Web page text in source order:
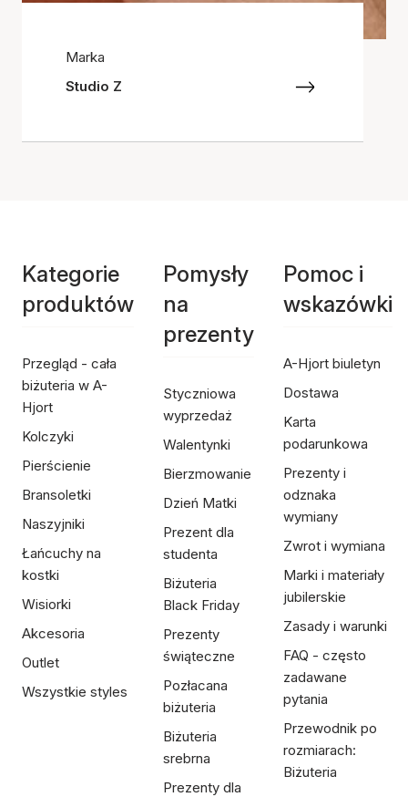
Marka
Studio Z
Kategorie
produktów
Przegląd - cała
biżuteria w A-
Hjort
Kolczyki
Pierścienie
Bransoletki
Naszyjniki
Łańcuchy na
kostki
Wisiorki
Akcesoria
Outlet
Wszystkie styles
Pomysły
na
prezenty
Styczniowa
wyprzedaż
Walentynki
Bierzmowanie
Dzień Matki
Prezent dla
studenta
Biżuteria
Black Friday
Prezenty
świąteczne
Pozłacana
biżuteria
Biżuteria
srebrna
Prezenty dla
Pomoc i
wskazówki
A-Hjort biuletyn
Dostawa
Karta
podarunkowa
Prezenty i
odznaka
wymiany
Zwrot i wymiana
Marki i materiały
jubilerskie
Zasady i warunki
FAQ - często
zadawane
pytania
Przewodnik po
rozmiarach:
Biżuteria